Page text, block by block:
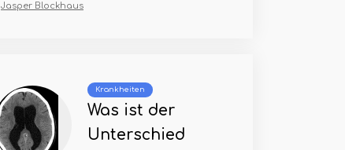
Jasper Blockhaus
Krankheiten
Was ist der
Unterschied